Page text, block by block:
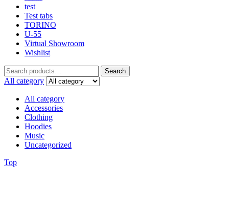
test
Test tabs
TORINO
U-55
Virtual Showroom
Wishlist
Search
All category
All category
Accessories
Clothing
Hoodies
Music
Uncategorized
Top